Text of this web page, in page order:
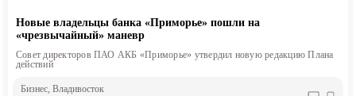
Новые владельцы банка «Приморье» пошли на
«чрезвычайный» маневр
Совет директоров ПАО АКБ «Приморье» утвердил новую редакцию Плана
действий
Бизнес, Владивосток